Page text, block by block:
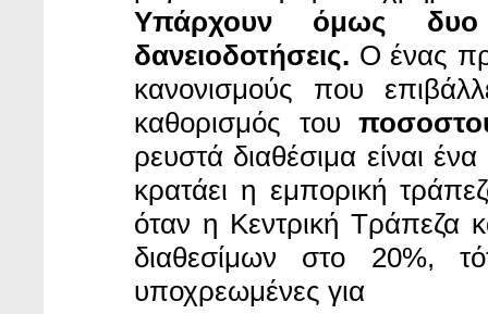
Υπάρχουν όμως δυο
δανειοδοτήσεις. Ο ένας
κανονισμούς που
καθορισμός του
ρευστά διαθέσιμα είναι
κρατάει η εμπορική
όταν η Κεντρική Τράπεζα
διαθεσίμων στο 20%,
υποχρεωμένες για